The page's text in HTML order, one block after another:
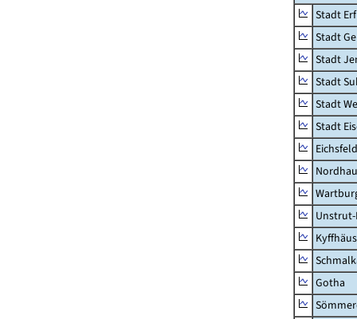
Stadt
Stadt
Stadt
Stadt
Stadt
Stadt
Eichsfeld
Gotha